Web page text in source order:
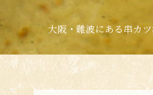
大阪・難波にある串カ